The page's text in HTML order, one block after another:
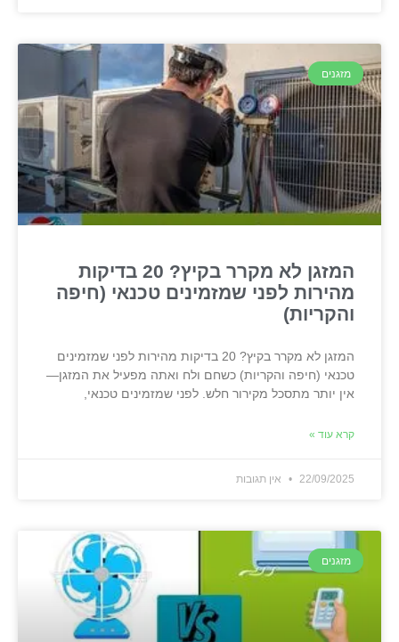
מזגנים
המזגן לא מקרר בקיץ? 20 בדיקות
מהירות לפני שמזמינים טכנאי (חיפה
והקריות)
המזגן לא מקרר בקיץ? 20 בדיקות מהירות לפני שמזמינים
טכנאי (חיפה והקריות) כשחם ולח ואתה מפעיל את המזגן—
אין יותר מתסכל מקירור חלש. לפני שמזמינים טכנאי,
קרא עוד »
22/09/2025 אין תגובות
מזגנים